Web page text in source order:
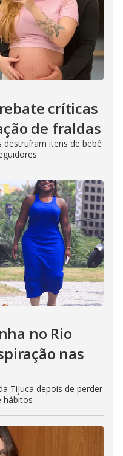
críticas
de fraldas
itens de bebê
no Rio
nas
Tijuca depois de perder
hábitos